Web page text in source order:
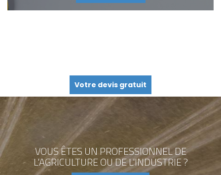
Votre devis gratuit
VOUS ÊTES UN PROFESSIONNELDE
L'AGRICULTURE OU DE L'INDUSTRIE ?